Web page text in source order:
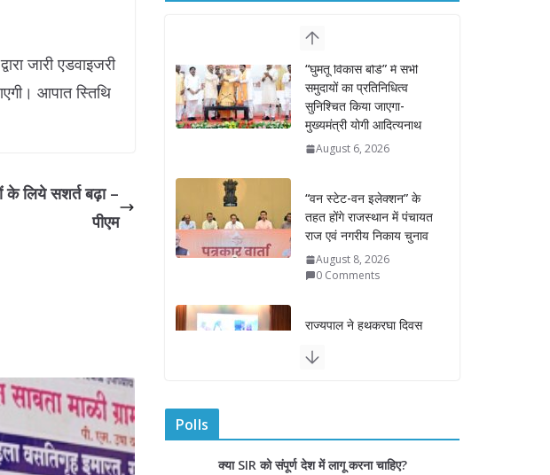
जारी एडवाइजरी
आपात स्तिथि
के लिये सशर्त बढ़ा –
पीएम
विश्व पर्यटन दिवस – पर्यटन विभाग की नई पहल,
नाईट ट्यूरिज्म को बढ़ावा
September 28, 2022
“वन स्टेट-वन इलेक्शन” के
तहत होंगे राजस्थान में पंचायत
राज एवं नगरीय निकाय चुनाव
August 8, 2026
राज्यपाल ने हथकरघा दिवस
पर घुमंतू जनजाति महिलाओं
August 7, 2026
राज्यपाल ने गोरखपुर में विज्ञान
August 7, 2026
Polls
क्या SIR को संपूर्ण देश में लागू करना चाहिए?